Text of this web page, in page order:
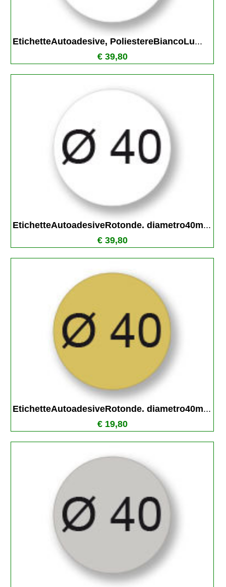
EtichetteAutoadesive, PoliestereBiancoLu...
€ 39,80
EtichetteAutoadesiveRotonde. diametro40m...
€ 39,80
EtichetteAutoadesiveRotonde. diametro40m...
€ 19,80